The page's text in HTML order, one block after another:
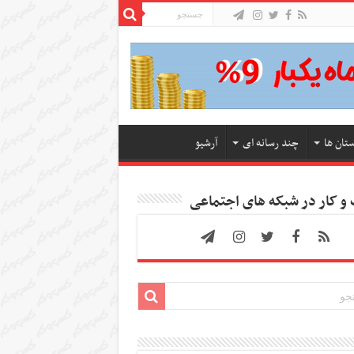
ها چند رسانه ای آرشیو
کار در شبکه های اجتماعی